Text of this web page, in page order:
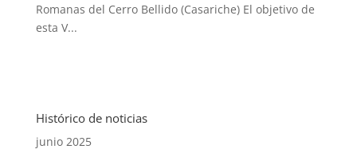
Romanas del Cerro Bellido (Casariche) El objetivo de
esta V...
Histórico de noticias
junio 2025